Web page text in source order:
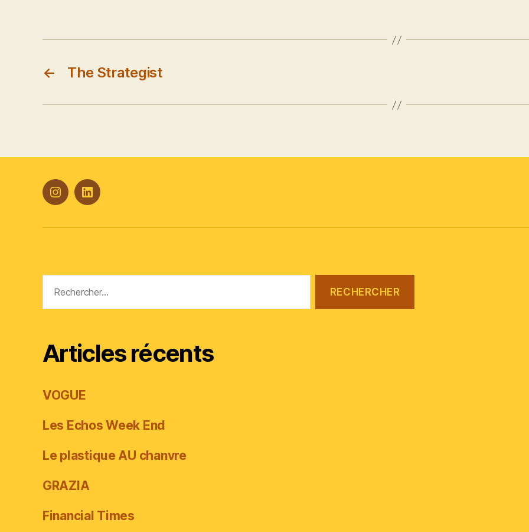
← The Strategist
#PlasticanaLinkedin
Articles récents
VOGUE
Les Echos Week End
Le plastique AU chanvre
GRAZIA
Financial Times